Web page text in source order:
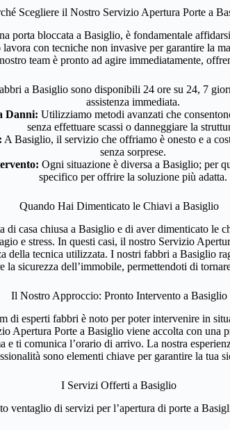
Scegliere il Nostro Servizio Apertura Porte a
porta bloccata a Basiglio, è fondamentale
con tecniche non invasive per garantire la
team è pronto ad agire immediatamente,
a Basiglio sono disponibili 24 ore su 24, 7
assistenza immediata.
Danni: Utilizziamo metodi avanzati che
senza effettuare scassi o danneggiare la
A Basiglio, il servizio che offriamo è onesto e a
senza sorprese.
Ogni situazione è diversa a Basiglio; per
specifico per offrire la soluzione più adatta.
Quando Hai Dimenticato le Chiavi a Basiglio
di casa chiusa a Basiglio e di aver dimenticato le
e stress. In questi casi, il nostro Servizio
della tecnica utilizzata. I nostri fabbri a Basiglio
la sicurezza dell’immobile, permettendoti di
Il Nostro Approccio: Pronto Intervento a Basiglio
di esperti fabbri è noto per poter intervenire in
Apertura Porte a Basiglio viene accolta con una
e ti comunica l’orario di arrivo. La nostra
sono elementi chiave per garantire la tua
I Servizi Offerti a Basiglio
ventaglio di servizi per l’apertura di porte a